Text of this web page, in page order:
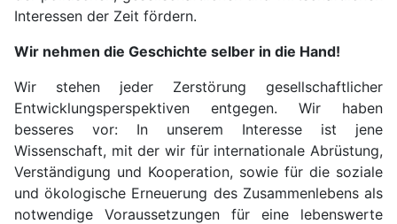
Interessen der Zeit fördern.
Wir nehmen die Geschichte selber in die Hand!
Wir stehen jeder Zerstörung gesellschaftlicher
Entwicklungsperspektiven entgegen. Wir haben
besseres vor: In unserem Interesse ist jene
Wissenschaft, mit der wir für internationale Abrüstung,
Verständigung und Kooperation, sowie für die soziale
und ökologische Erneuerung des Zusammenlebens als
notwendige Voraussetzungen für eine lebenswerte